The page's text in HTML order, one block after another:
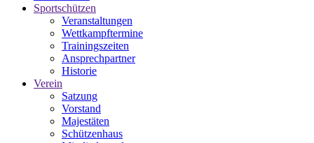
Sportschützen
Veranstaltungen
Wettkampftermine
Trainingszeiten
Ansprechpartner
Historie
Verein
Satzung
Vorstand
Majestäten
Schützenhaus